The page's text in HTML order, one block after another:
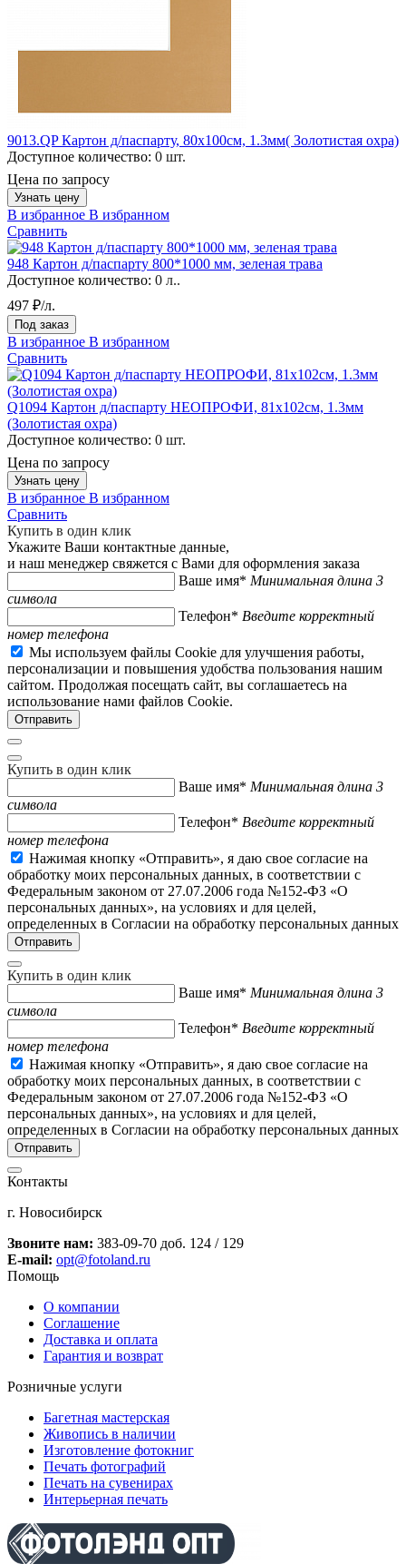
9013.QP Картон д/паспарту, 80x100см, 1.3мм( Золотистая охра)
Доступное количество: 0 шт.
Цена по запросу
Узнать цену
В избранное В избранном
Сравнить
948 Картон д/паспарту 800*1000 мм, зеленая трава
Доступное количество: 0 л..
497 ₽/л.
Под заказ
В избранное В избранном
Сравнить
Q1094 Картон д/паспарту НЕОПРОФИ, 81x102см, 1.3мм
(Золотистая охра)
Доступное количество: 0 шт.
Цена по запросу
Узнать цену
В избранное В избранном
Сравнить
Купить в один клик
Укажите Ваши контактные данные,
и наш менеджер свяжется с Вами для оформления заказа
Ваше имя* Минимальная длина 3
символа
Телефон* Введите корректный
номер телефона
Мы используем файлы Cookie для улучшения работы,
персонализации и повышения удобства пользования нашим
сайтом. Продолжая посещать сайт, вы соглашаетесь на
использование нами файлов Cookie.
Купить в один клик
Ваше имя* Минимальная длина 3
символа
Телефон* Введите корректный
номер телефона
Нажимая кнопку «Отправить», я даю свое согласие на
обработку моих персональных данных, в соответствии с
Федеральным законом от 27.07.2006 года №152-ФЗ «О
персональных данных», на условиях и для целей,
определенных в Согласии на обработку персональных данных
Купить в один клик
Ваше имя* Минимальная длина 3
символа
Телефон* Введите корректный
номер телефона
Нажимая кнопку «Отправить», я даю свое согласие на
обработку моих персональных данных, в соответствии с
Федеральным законом от 27.07.2006 года №152-ФЗ «О
персональных данных», на условиях и для целей,
определенных в Согласии на обработку персональных данных
Контакты
г. Новосибирск
Звоните нам: 383-09-70 доб. 124 / 129
E-mail: opt@fotoland.ru
Помощь
О компании
Соглашение
Доставка и оплата
Гарантия и возврат
Розничные услуги
Багетная мастерская
Живопись в наличии
Изготовление фотокниг
Печать фотографий
Печать на сувенирах
Интерьерная печать